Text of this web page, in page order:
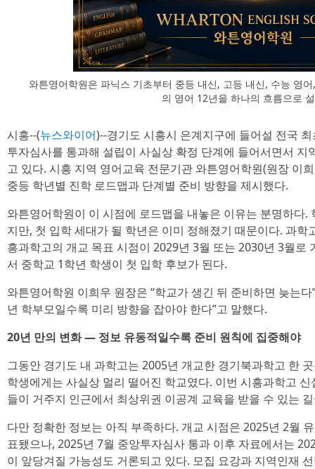
와튼영어학원은 파닉스 기초부터 중등 내신, 고등 내신, 수능 영
의 영어 12년을 하나의 흐름으로
시흥--(뉴스와이어)--경기도 시흥시 은계지구에 들어설 전국
투자심사를 통과해 설립이 사실상 확정 단계에 들어서면서
고 있다. 시흥 지역 영어교육 전문기관 와튼영어학원(원장 이
중등 학년별 진학 로드맵과 단계별 준비 방향을 제시했다.
와튼영어학원이 이 시점에 로드맵을 내놓은 이유는 분명하다
지만, 첫 입학 세대가 될 학년은 이미 정해졌기 때문이다. 과
흥과학고의 개교 목표 시점이 2029년 3월 또는 2030년 3월로
서 중학교 1학년 학생이 첫 입학 후보가 된다.
와튼영어학원 이희우 원장은 “학교가 생긴 뒤 준비하면 늦는
년 학부모일수록 미리 방향을 잡아야 한다”고 말했다.
20년 만의 변화 — 정보 유동적일수록 준비 원칙에 집중해야
그동안 경기도 내 과학고는 2005년 개교한 경기북과학고 한
학생에게는 사실상 멀리 떨어진 학교였다. 이번 시흥과학고
들이 거주지 인근에서 최상위권 이공계 교육을 받을 수 있는
다만 정확한 정보는 아직 부족하다. 개교 시점은 2025년 2월
표됐으나, 2025년 7월 중앙투자심사 통과 이후 자료에서는
이 앞당겨질 가능성도 거론되고 있다. 모집 요강과 지역인재